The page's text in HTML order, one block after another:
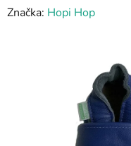
Značka: Hopi Hop